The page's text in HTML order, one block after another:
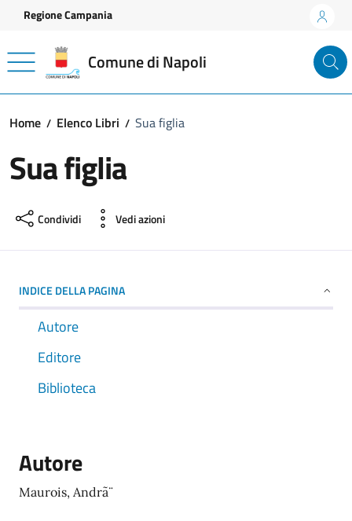
Vai ai contenuti
Vai al footer
Regione Campania
Comune di Napoli
Home Elenco Libri Sua figlia
Sua figlia
Condividi Vedi azioni
INDICE DELLA PAGINA
Autore
Editore
Biblioteca
Autore
Maurois, Andrã¨